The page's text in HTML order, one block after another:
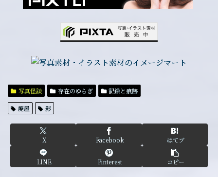
写真怪談 存在のゆらぎ 記録と痕跡
廃屋 影
X Facebook はてブ
LINE Pinterest コピー